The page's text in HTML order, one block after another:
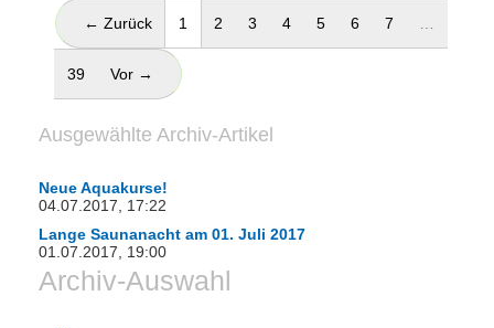
← Zurück 1 (aktuell)
2 3 4 5 6 7
39 Vor →
Ausgewählte Archiv-Artikel
Neue Aquakurse!
04.07.2017, 17:22
Lange Saunanacht am 01. Juli 2017
01.07.2017, 19:00
Archiv-Auswahl